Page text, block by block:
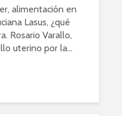
alimentación en
Lasus, ¿qué
Rosario Varallo,
uterino por la...